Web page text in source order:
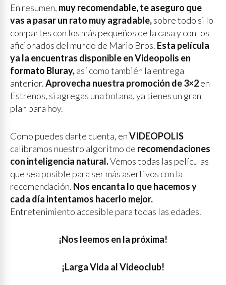
En resumen, muy recomendable, te aseguro que
vas a pasar un rato muy agradable,sobre todo si lo
compartes con los más pequeños de la casa y con los
aficionados del mundo de Mario Bros. Esta película
ya la encuentras disponible en Videopolis en
formato Bluray,así como también la entrega
anterior.Aprovecha nuestra promoción de 3×2en
Estrenos, si agregas una botana, ya tienes un gran
plan para hoy.
Como puedes darte cuenta, enVIDEOPOLIS
calibramos nuestro algoritmo de recomendaciones
con inteligencia natural.Vemos todas las películas
que sea posible para ser más asertivos con la
recomendación. Nos encanta lo que hacemos y
cada día intentamos hacerlo mejor.
Entretenimiento accesible para todas las edades.
¡Nos leemos en la próxima!
¡Larga Vida al Videoclub!